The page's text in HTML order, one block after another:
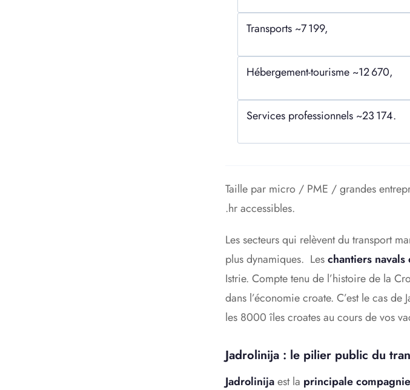
Transports ~7 199,
Hébergement-tourisme ~12 670,
Services professionnels ~23 174.
Taille par micro / PME / grandes
.hr accessibles.
Les secteurs qui relèvent du transport
plus dynamiques. Leschantiers navals
Istrie. Compte tenu de l’histoire de la
dans l’économie croate. C’est le cas
les 8000 îles croates au cours de vos
Jadrolinija : le pilier public du
Jadrolinijaest la principale